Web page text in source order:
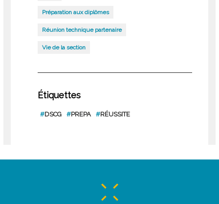
Préparation aux diplômes
Réunion technique partenaire
Vie de la section
Étiquettes
#DSCG #PREPA #RÉUSSITE